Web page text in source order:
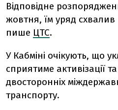
Відповідне
жовтня, їм уряд
пише ЦТС.
У Кабміні очікують, що
сприятиме активізації
двосторонніх
транспорту.